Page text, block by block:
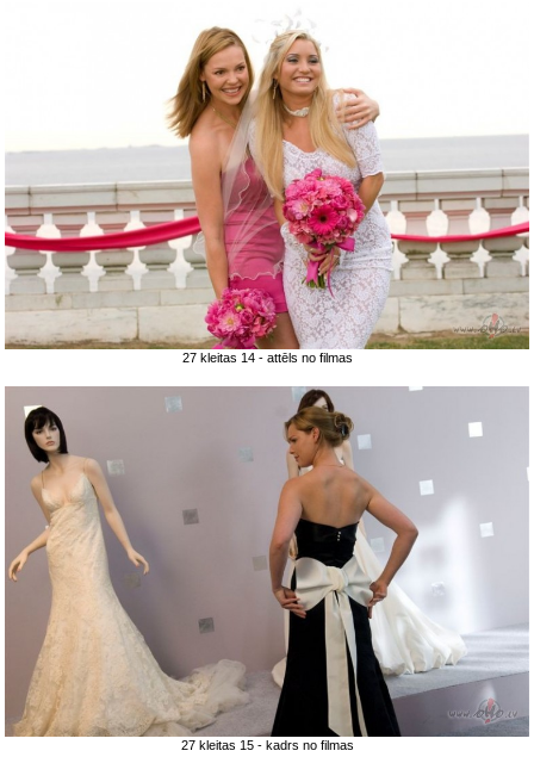
27 kleitas 14 - attēls no filmas
27 kleitas 15 - kadrs no filmas